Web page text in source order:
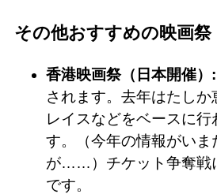
その他おすすめの映画祭
香港映画祭（日本開催）:
されます。去年はたし
レイスなどをベースに行
す。（今年の情報がいま
が……）チケット争奪戦
です。